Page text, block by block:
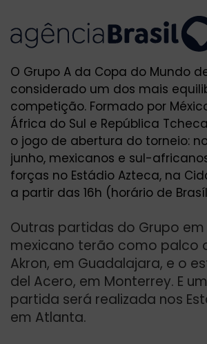
O Grupo A da Copa do Mundo
considerado um dos mais
competição. Formado por
África do Sul e República
o jogo de abertura do torneio: no
junho, mexicanos e sul-
forças no Estádio Azteca, na
a partir das 16h (horário de
Outras partidas do Grupo
mexicano terão como palco
Akron, em Guadalajara, e o
del Acero, em Monterrey. E
partida será realizada nos
em Atlanta.